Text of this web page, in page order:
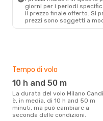
giorni per i periodi
il ​​prezzo finale offerto. Si
prezzi sono soggetti a
Tempo di volo
10 h and 50 m
La durata del volo Milano Candia
è, in media, di 10 h and 50 m
minuti, ma può cambiare a
seconda delle condizioni.